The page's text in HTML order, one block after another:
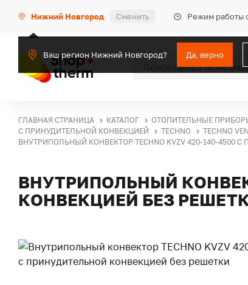
Нижний Новгород Сменить Режим работы
Ваш регион Нижний Новгород? Да, верно
ГЛАВНАЯ СТРАНИЦА КАТАЛОГ ОТОПИТЕЛЬНЫЕ
С ПРИНУДИТЕЛЬНОЙ КОНВЕКЦИЕЙ
TECHNO
TECHNO
ВНУТРИПОЛЬНЫЙ КОНВЕКТОР TECHNO KVZV 420-140-
ВНУТРИПОЛЬНЫЙ
КОНВЕКЦИЕЙ БЕЗ